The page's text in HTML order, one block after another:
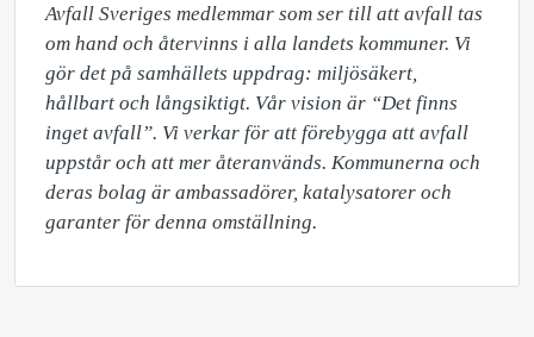
Avfall Sveriges medlemmar som ser till att avfall tas
om hand och återvinns i alla landets kommuner. Vi
gör det på samhällets uppdrag: miljösäkert,
hållbart och långsiktigt. Vår vision är “Det finns
inget avfall”. Vi verkar för att förebygga att avfall
uppstår och att mer återanvänds. Kommunerna och
deras bolag är ambassadörer, katalysatorer och
garanter för denna omställning.